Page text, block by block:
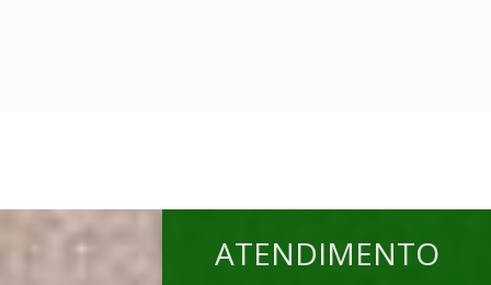
ATENDIMENTO